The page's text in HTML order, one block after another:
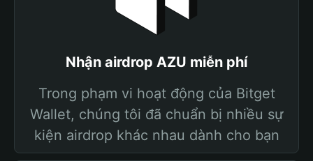
Nhận airdrop AZU miễn phí
Trong phạm vi hoạt động của Bitget
Wallet, chúng tôi đã chuẩn bị nhiều sự
kiện airdrop khác nhau dành cho bạn